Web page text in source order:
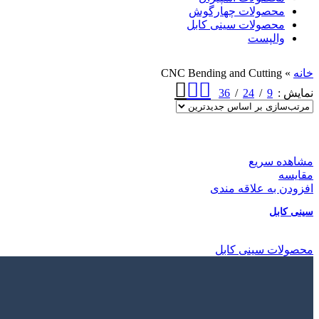
محصولات چهارگوش
محصولات سینی کابل
والپست
خانه »
CNC Bending and Cutting
نمایش
9
24
36
مشاهده سریع
مقایسه
افزودن به علاقه مندی
سینی کابل
محصولات سینی کابل